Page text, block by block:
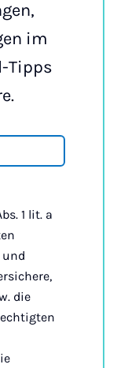
im
Tipps
und
die